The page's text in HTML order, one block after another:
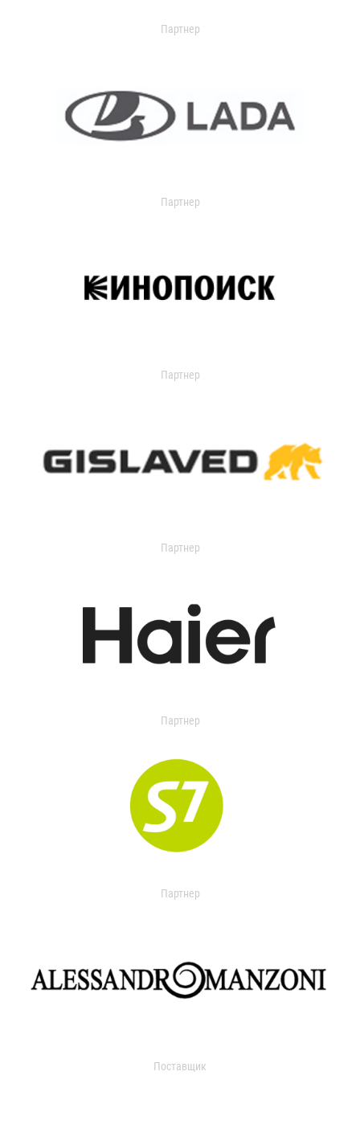
Партнер
Партнер
Партнер
Партнер
Партнер
Партнер
Поставщик